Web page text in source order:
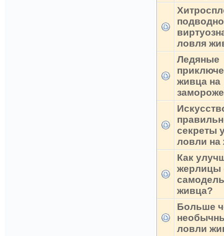
ловля
Ледяные
живца на
секреты
ловли
Как
жерлицы
живца?
Больше
ловли